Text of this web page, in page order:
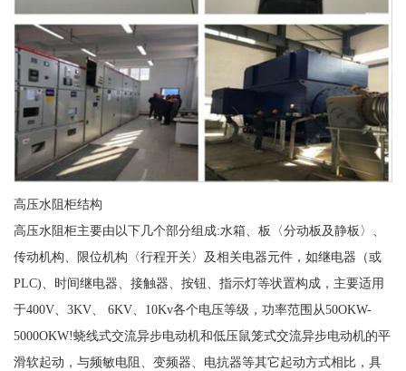
高压水阻柜结构
高压水阻柜主要由以下几个部分组成:水箱、板〈分动板及静板〉、
传动机构、限位机构〈行程开关〉及相关电器元件，如继电器（或
PLC)、时间继电器、接触器、按钮、指示灯等状置构成，主要适用
于400V、3KV、 6KV、10Kv各个电压等级，功率范围从50OKW-
5000OKW!蛲线式交流异步电动机和低压鼠笼式交流异步电动机的平
滑软起动，与频敏电阻、变频器、电抗器等其它起动方式相比，具